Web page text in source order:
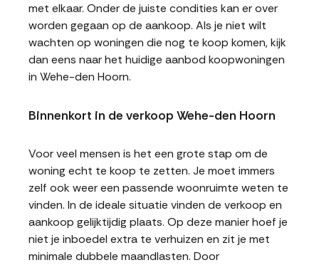
met elkaar. Onder de juiste condities kan er over
worden gegaan op de aankoop. Als je niet wilt
wachten op woningen die nog te koop komen, kijk
dan eens naar het huidige aanbod koopwoningen
in Wehe-den Hoorn.
Binnenkort in de verkoop Wehe-den Hoorn
Voor veel mensen is het een grote stap om de
woning echt te koop te zetten. Je moet immers
zelf ook weer een passende woonruimte weten te
vinden. In de ideale situatie vinden de verkoop en
aankoop gelijktijdig plaats. Op deze manier hoef je
niet je inboedel extra te verhuizen en zit je met
minimale dubbele maandlasten. Door